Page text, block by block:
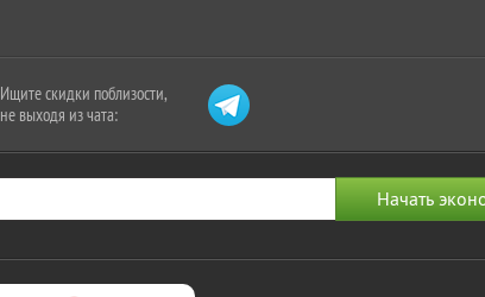
Ищите скидки поблизости,
не выходя из чата: